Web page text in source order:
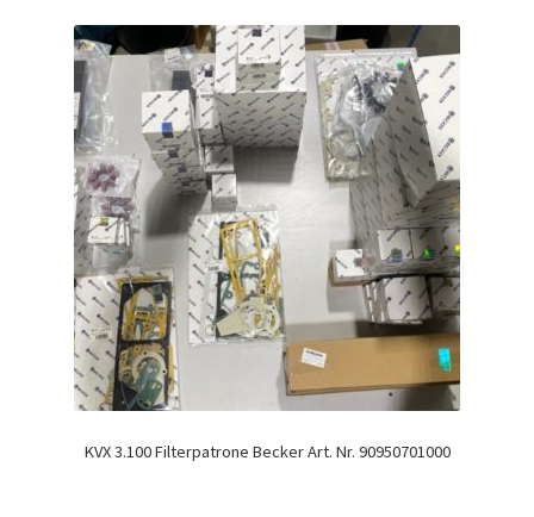
KVX 3.100 Filterpatrone Becker Art. Nr. 90950701000